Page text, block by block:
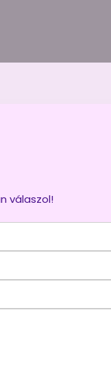
válaszol!